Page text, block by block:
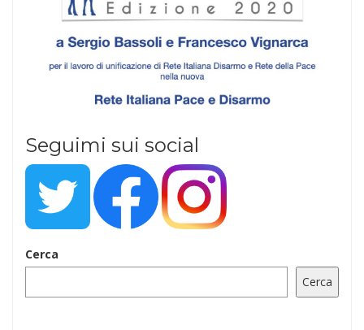
Seguimi sui social
Cerca
Cerca